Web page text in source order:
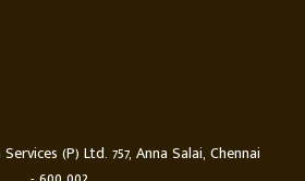
நூல் வடிவில் உங்கள்
(P) Ltd. 757, Anna Salai, Chennai